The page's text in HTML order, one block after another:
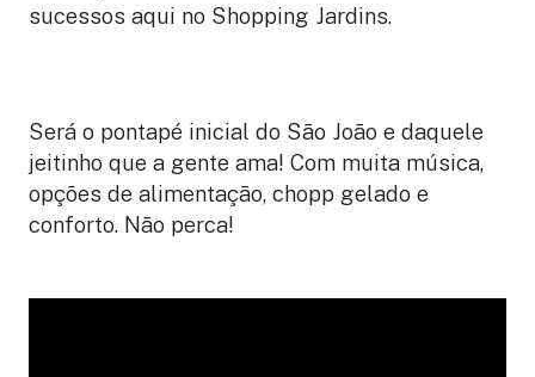
sucessos aqui no Shopping Jardins.
Será o pontapé inicial do São João e daquele
jeitinho que a gente ama! Com muita música,
opções de alimentação, chopp gelado e
conforto. Não perca!